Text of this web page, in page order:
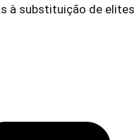
à substituição de